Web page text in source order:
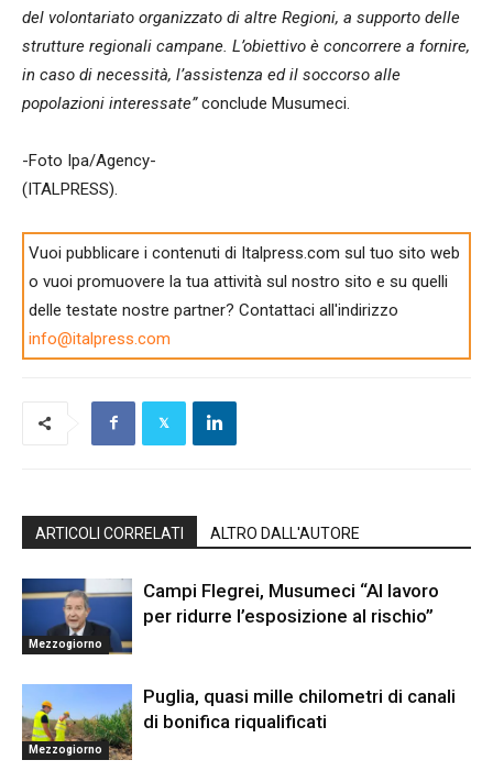
del volontariato organizzato di altre Regioni, a supporto delle
strutture regionali campane. L’obiettivo è concorrere a fornire,
in caso di necessità, l’assistenza ed il soccorso alle
popolazioni interessate”conclude Musumeci.
-Foto Ipa/Agency-
(ITALPRESS).
Vuoi pubblicare i contenuti di Italpress.com sul tuo sito web
o vuoi promuovere la tua attività sul nostro sito e su quelli
delle testate nostre partner? Contattaci all'indirizzo
info@italpress.com
ARTICOLI CORRELATI ALTRO DALL'AUTORE
Mezzogiorno
Campi Flegrei, Musumeci “Al lavoro
per ridurre l’esposizione al rischio”
Mezzogiorno
Puglia, quasi mille chilometri di canali
di bonifica riqualificati